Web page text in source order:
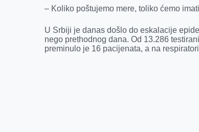
– Koliko poštujemo mere, toliko ćemo
U Srbiji je danas došlo do eskalacije
nego prethodnog dana. Od 13.286
preminulo je 16 pacijenata, a na